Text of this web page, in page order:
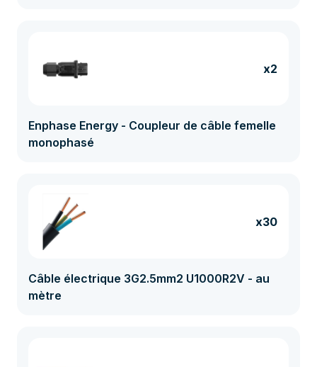
x2
Enphase Energy - Coupleur de câble femelle
monophasé
x30
Câble électrique 3G2.5mm2 U1000R2V - au
mètre